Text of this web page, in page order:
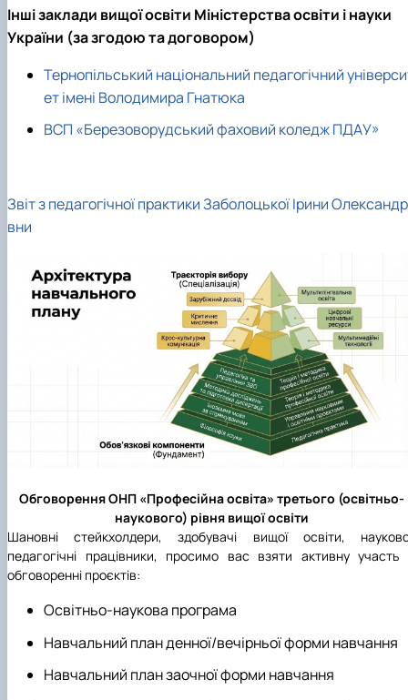
Інші заклади вищої освіти Міністерства освіти і науки
України (за згодою та договором)
Тернопільський національний педагогічний
ет імені Володимира Гнатюка
ВСП «Березоворудський фаховий коледж ПДАУ»
Звіт з педагогічної практики Заболоцької Ірини
вни
Обговорення ОНП «Професійна освіта» третього (освітньо-
наукового) рівня вищої освіти
Шановні стейкхолдери, здобувачі вищої освіти,
педагогічні працівники, просимо вас взяти активну участь
обговоренні проєктів:
Освітньо-наукова програма
Навчальний план денної/вечірньої форми навчання
Навчальний план заочної форми навчання